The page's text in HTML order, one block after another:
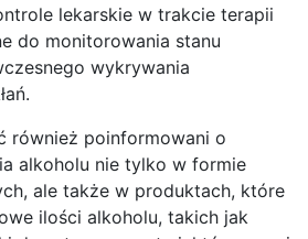
lekarskie w trakcie terapii
do monitorowania stanu
wykrywania
również poinformowani o
alkoholu nie tylko w formie
ale także w produktach, które
ilości alkoholu, takich jak